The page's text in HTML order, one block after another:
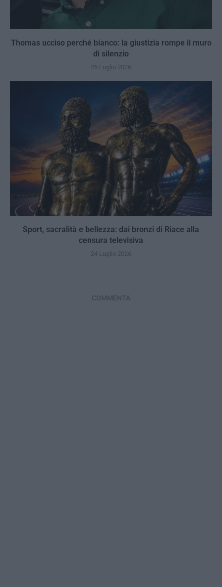
Thomas ucciso perché bianco: la giustizia rompe il muro
di silenzio
25 Luglio 2026
Sport, sacralità e bellezza: dai bronzi di Riace alla
censura televisiva
24 Luglio 2026
COMMENTA